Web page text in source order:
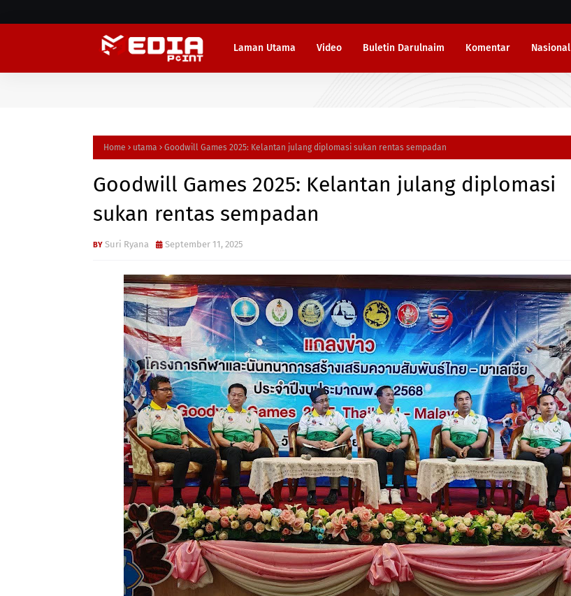
Laman Utama Video Buletin Darulnaim Komentar Nasional
Home utama Goodwill Games 2025: Kelantan julang diplomasi sukan rentas sempadan
Goodwill Games 2025: Kelantan julang diplomasi
sukan rentas sempadan
Suri Ryana September 11, 2025